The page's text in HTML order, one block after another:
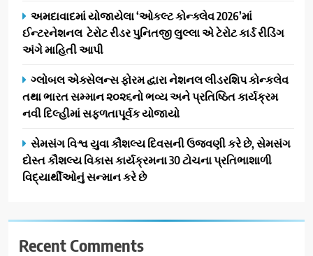
અમદાવાદમાં યોજાયેલા ‘ઓકલ્ટ કોન્ક્લેવ 2026’માં
ઈન્ટરનેશનલ ટેરોટ રીડર પુનિતજી લુલ્લા એ ટેરોટ કાર્ડ રીડિંગ
અંગે માહિતી આપી
ગ્લોબલ એક્સેલન્સ ફોરમ દ્વારા નેશનલ લીડરશિપ કોન્કલેવ
તથા ભારત સમ્માન ૨૦૨૬નો ભવ્ય અને પ્રતિષ્ઠિત કાર્યક્રમ
નવી દિલ્હીમાં સફળતાપૂર્વક યોજાયો
સેમસંગ વિશ્વ યુવા કૌશલ્ય દિવસની ઉજવણી કરે છે, સેમસંગ
દોસ્ત કૌશલ્ય વિકાસ કાર્યક્રમના 30 ટોચના પ્રતિભાશાળી
વિદ્યાર્થીઓનું સન્માન કરે છે
Recent Comments